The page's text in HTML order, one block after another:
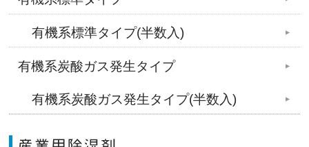
有機系標準タイプ(半数入)
有機系炭酸ガス発生タイプ
有機系炭酸ガス発生タイプ(半数入)